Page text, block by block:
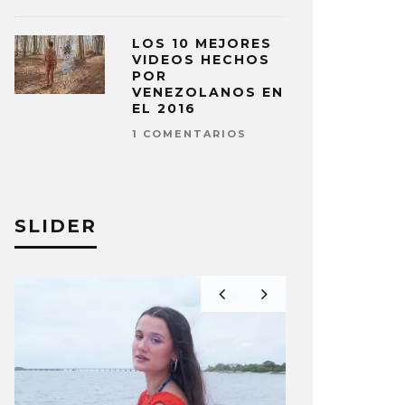
LOS 10 MEJORES
VIDEOS HECHOS
POR
VENEZOLANOS EN
EL 2016
1 COMENTARIOS
SLIDER